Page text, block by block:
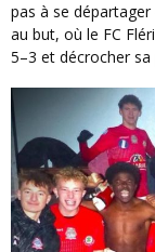
pas à se
au but, où le FC
5–3 et décrocher